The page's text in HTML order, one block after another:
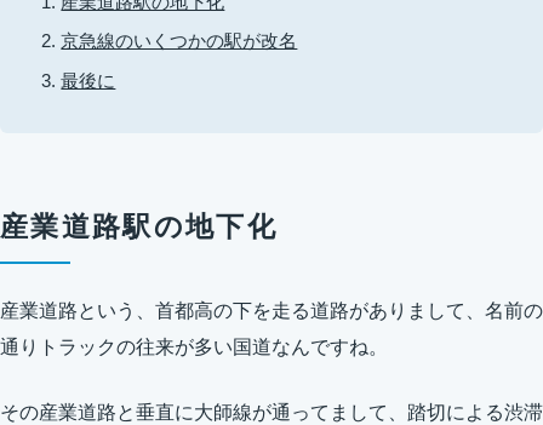
京急線のいくつかの駅が改名
最後に
産業道路駅の地下化
産業道路という、首都高の下を走る道路がありまして、名前の
通りトラックの往来が多い国道なんですね。
その産業道路と垂直に大師線が通ってまして、踏切による渋滞